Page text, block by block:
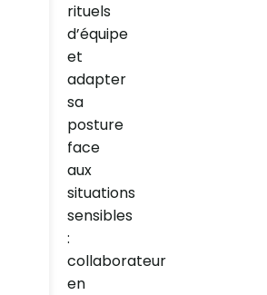
rituels
d’équipe
et
adapter
sa
posture
face
aux
situations
sensibles
:
collaborateur
en